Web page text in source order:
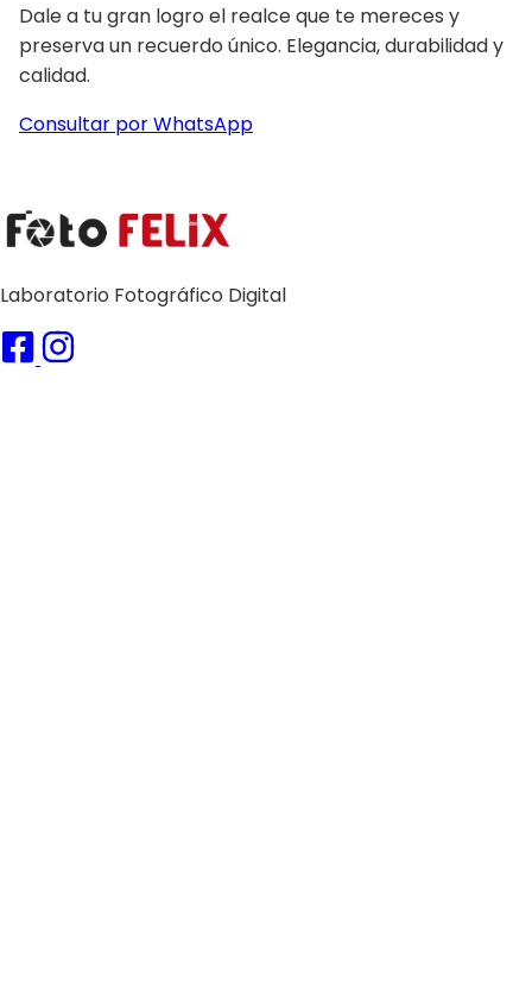
Dale a tu gran logro el realce que te mereces y
preserva un recuerdo único. Elegancia, durabilidad y
calidad.
Consultar por WhatsApp
Laboratorio Fotográfico Digital